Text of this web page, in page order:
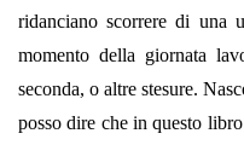
ridanciano scorrere di una
momento della giornata
seconda, o altre stesure.
posso dire che in questo